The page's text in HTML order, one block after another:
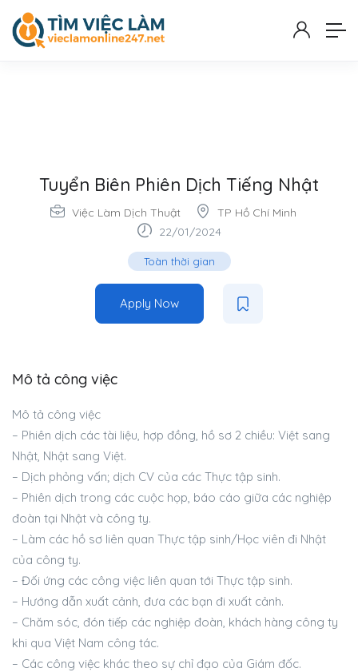
Tuyển Biên Phiên Dịch Tiếng Nhật
Việc Làm Dịch Thuật
TP Hồ Chí Minh
22/01/2024
Toàn thời gian
Apply Now
Mô tả công việc
Mô tả công việc
– Phiên dịch các tài liệu, hợp đồng, hồ sơ 2 chiều: Việt sang
Nhật, Nhật sang Việt.
– Dịch phỏng vấn; dịch CV của các Thực tập sinh.
– Phiên dịch trong các cuộc họp, báo cáo giữa các nghiệp
đoàn tại Nhật và công ty.
– Làm các hồ sơ liên quan Thực tập sinh/Học viên đi Nhật
của công ty.
– Đối ứng các công việc liên quan tới Thực tập sinh.
– Hướng dẫn xuất cảnh, đưa các bạn đi xuất cảnh.
– Chăm sóc, đón tiếp các nghiệp đoàn, khách hàng công ty
khi qua Việt Nam công tác.
– Các công việc khác theo sự chỉ đạo của Giám đốc.